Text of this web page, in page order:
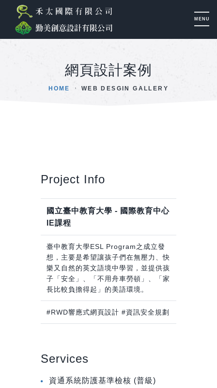
網頁設計案例
HOME WEB DESGIN GALLERY
Project Info
國立臺中教育大學 - 國際教育中心
IE課程
臺中教育大學ESL Program之成立發
想，主要是希望讓孩子們在無壓力、快
樂又自然的英文語境中學習，並提供孩
子「安全」、「不用舟車勞頓」、「家
長比較負擔得起」的美語環境。
#RWD響應式網頁設計 #資訊安全規劃
Services
資通系統防護基準檢核 (普級)